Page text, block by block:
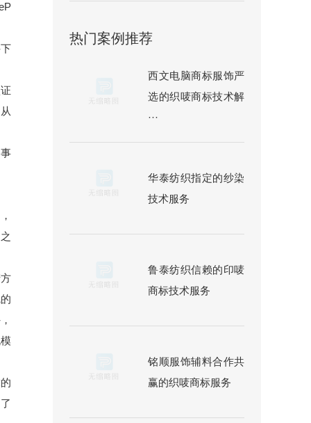
热门案例推荐
西文电脑商标服饰严
选的织唛商标技术解
···
华泰纺织指定的纱染
技术服务
鲁泰纺织信赖的印唛
商标技术服务
铭顺服饰辅料合作共
赢的织唛商标服务